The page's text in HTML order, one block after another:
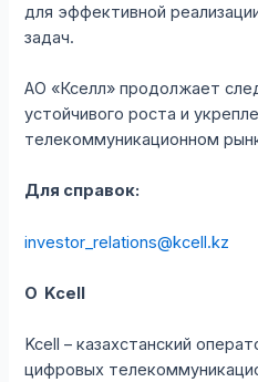
для эффективной
задач.
АО «Кселл» продолжает
устойчивого роста и
телекоммуникационном
Для справок:
investor_relations@kcell.kz
О Kcell
Kcell – казахстанский
цифровых